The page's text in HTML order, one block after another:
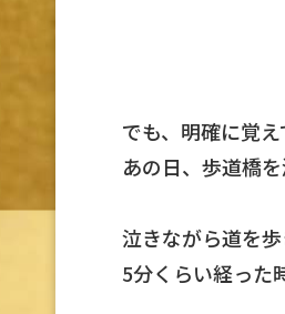
でも、明確に覚え
あの日、歩道橋
泣きながら道を歩
5分くらい経った